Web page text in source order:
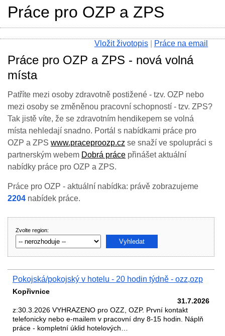
Práce pro OZP a ZPS - nová volná
místa
Patříte mezi osoby zdravotně postižené - tzv. OZP nebo
mezi osoby se změněnou pracovní schopností - tzv. ZPS?
Tak jistě víte, že se zdravotním hendikepem se volná
místa nehledají snadno. Portál s nabídkami práce pro
OZP a ZPS www.praceproozp.cz se snaží ve spolupráci s
partnerským webem Dobrá práce přinášet aktuální
nabídky práce pro OZP a ZPS.
Práce pro OZP - aktuální nabídka: právě zobrazujeme
2204 nabídek práce.
Zvolte region:
Pokojská/pokojský v hotelu - 20 hodin týdně - ozz,ozp
Kopřivnice
31.7.2026
z:30.3.2026 VYHRAZENO pro OZZ, OZP. První kontakt
telefonicky nebo e-mailem v pracovní dny 8-15 hodin. Náplň
práce - kompletní úklid hotelových…
Práce pro OZP a ZPS
Vložit životopis Práce na email